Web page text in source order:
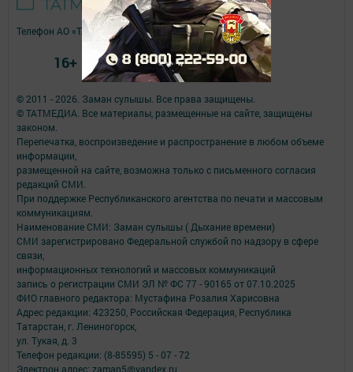
© 2011 - 2026. Заман сулышы. Все права защищены.
© ТАТМЕДИА. Все материалы, размещенные на сайте, защищены
законом.
Перепечатка, воспроизведение и распространение в любом объеме
информации,
размещенной на сайте, возможна только с письменного согласия
редакций СМИ.
При поддержке Республиканского агентства по печати и массовым
коммуникациям.
Наименование СМИ: Заман сулышы ( Дыхание времени)
СМИ зарегистрировано Федеральной службой по надзору в сфере
связи,
информационных технологий и массовых коммуникаций
запись о регистрации СМИ ЭЛ № ФС 77 - 90165 от 07.10.2025
ФИО главного редактора: Мустафина Розалия Харисовна
Адрес редакции: 423250, Российская Федерация, Республика
Татарстан, г. Лениногорск,
ул. Тукая, д. 3
Телефон редакции: (8-85595) 5 - 07 - 72
Электрон адрес: zaman5@yandex.ru
Телефон АО «ТАТМЕДИА»:(843) 222 09 84
16+